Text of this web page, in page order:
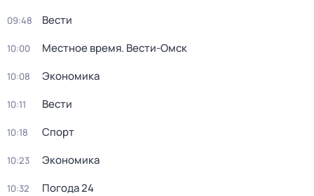
09:48 Вести
10:00 Местное время. Вести-Омск
10:08 Экономика
10:11 Вести
10:18 Спорт
10:23 Экономика
10:32 Погода 24